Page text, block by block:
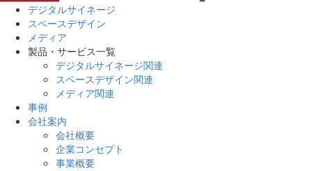
デジタルサイネージ
スペースデザイン
メディア
製品・サービス一覧
デジタルサイネージ関連
スペースデザイン関連
メディア関連
事例
会社案内
会社概要
企業コンセプト
事業概要